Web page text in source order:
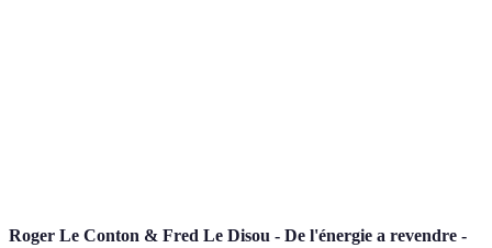
Roger Le Conton & Fred Le Disou - De l'énergie a revendre -